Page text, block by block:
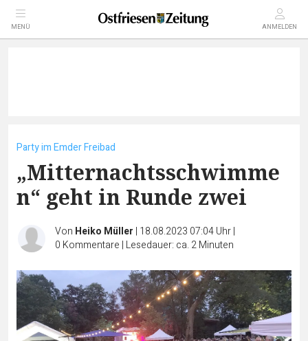
MENÜ ANMELDEN
Party im Emder Freibad
„Mitternachtsschwimme
n“ geht in Runde zwei
Von Heiko Müller | 18.08.2023 07:04 Uhr|
0 Kommentare | Lesedauer: ca. 2 Minuten